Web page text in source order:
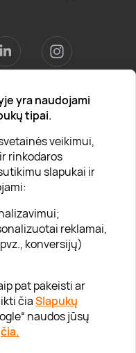
yra naudojami
tipai.
veikimui,
rinkodaros
slapukai ir
reklamai,
konversijų)
pat pakeisti ar
čiaSlapukų
naudos jūsų
čia.